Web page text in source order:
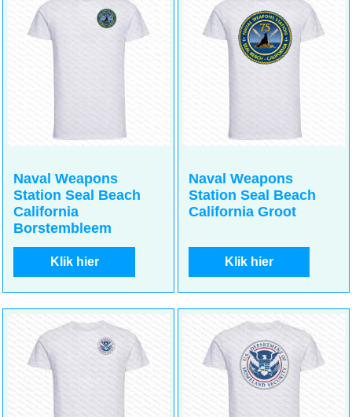
€ 17.50
incl BTW
€14.46 excl BTW
Naval Weapons
Station Seal Beach
California
Borstembleem
€ 17.50
incl BTW
€14.46 excl BTW
Naval Weapons
California Groot